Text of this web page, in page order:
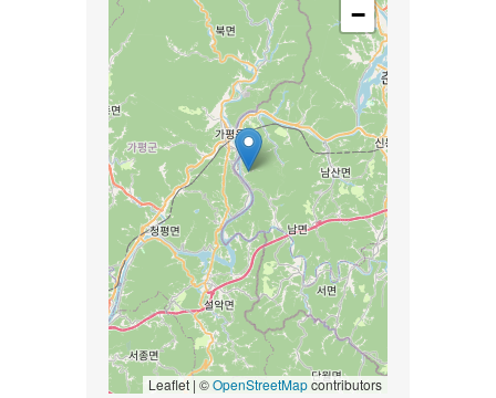
−
Leaflet | ©OpenStreetMapcontributors